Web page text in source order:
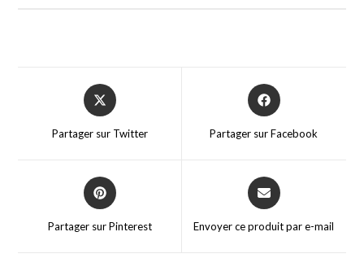
Partager sur Twitter Partager sur Facebook
Partager sur Pinterest Envoyer ce produit par e-mail